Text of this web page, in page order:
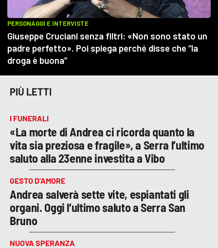
PIÙ LETTI
I FUNERALI
«La morte di Andrea ci ricorda quanto la
vita sia preziosa e fragile», a Serra l’ultimo
saluto alla 23enne investita a Vibo
GESTO D’AMORE
Andrea salverà sette vite, espiantati gli
organi. Oggi l’ultimo saluto a Serra San
Bruno
NUOVA SPERANZA